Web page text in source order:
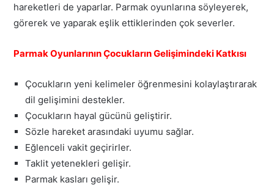
hareketleri de yaparlar. Parmak oyunlarına söyleyerek,
görerek ve yaparak eşlik ettiklerinden çok severler.
Parmak Oyunlarının Çocukların Gelişimindeki Katkısı
Çocukların yeni kelimeler öğrenmesini kolaylaştırarak
dil gelişimini destekler.
Çocukların hayal gücünü geliştirir.
Sözle hareket arasındaki uyumu sağlar.
Eğlenceli vakit geçirirler.
Taklit yetenekleri gelişir.
Parmak kasları gelişir.